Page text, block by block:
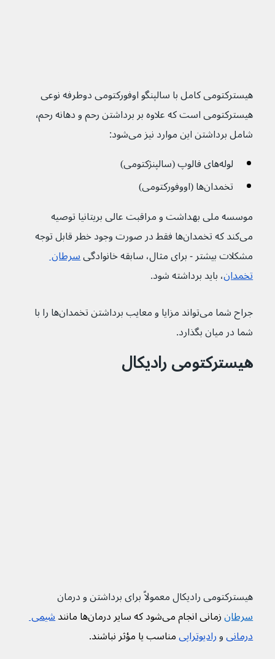
هیسترکتومی کامل با سالپنگو اوفورکتومی دوطرفه نوعی
شامل برداشتن این موارد نیز می‌شود:
لوله‌های فالوپ (سالپنژکتومی)
تخمدان‌ها (اووفورکتومی)
موسسه ملی بهداشت و مراقبت عالی بریتانیا توصیه
می‌کند که تخمدان‌ها فقط در صورت وجود خطر قابل توجه
مشکلات بیشتر - برای مثال، سابقه خانوادگی سرطان
تخمدان، باید برداشته شود.
جراح شما می‌تواند مزایا و معایب برداشتن تخمدان‌ها را با
شما در میان بگذارد.
هیسترکتومی رادیکال
هیسترکتومی رادیکال معمولاً برای برداشتن و درمان
سرطان زمانی انجام می‌شود که سایر درمان‌ها مانند
شیمی
درمانیو رادیوتراپی مناسب یا مؤثر نباشند.